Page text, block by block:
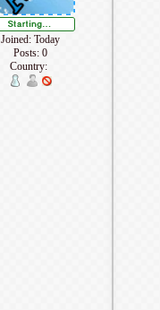
Joined: Today
Posts: 0
Country: